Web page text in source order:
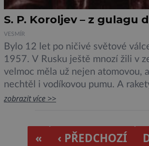
S. P. Koroljev – z gulagu
VESMÍR
Bylo 12 let po ničivé světové
1957. V Rusku ještě mnozí žili v
velmoc měla už nejen atomovou,
nechtěl i vodíkovou pumu. A
startuje první sovětská
zobrazit více >>
« ‹ PŘEDCHOZÍ